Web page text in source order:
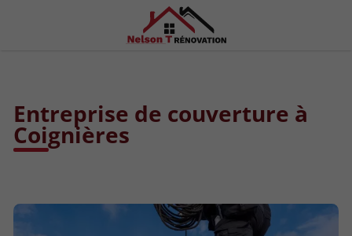
Entreprise de couverture à
Coignières